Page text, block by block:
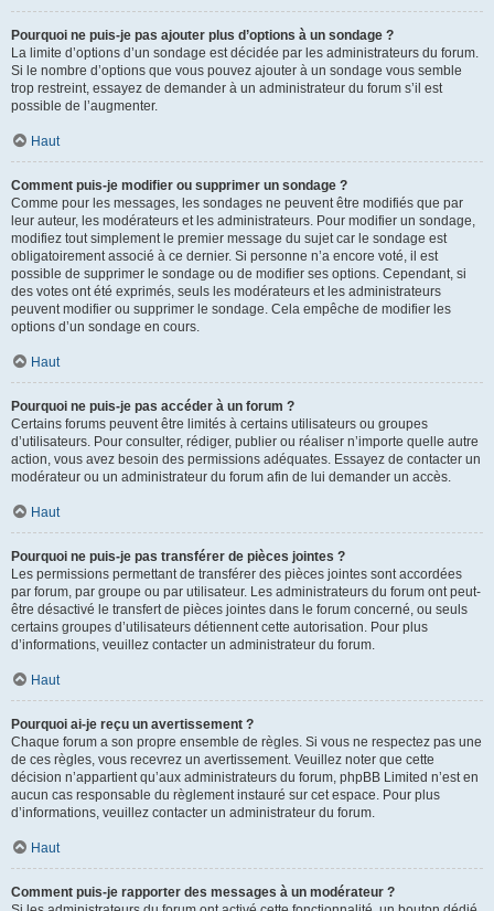
Pourquoi ne puis-je pas ajouter plus d’options à un sondage ?
La limite d’options d’un sondage est décidée par les administrateurs du forum.
Si le nombre d’options que vous pouvez ajouter à un sondage vous semble
trop restreint, essayez de demander à un administrateur du forum s’il est
possible de l’augmenter.
Haut
Comment puis-je modifier ou supprimer un sondage ?
Comme pour les messages, les sondages ne peuvent être modifiés que par
leur auteur, les modérateurs et les administrateurs. Pour modifier un sondage,
modifiez tout simplement le premier message du sujet car le sondage est
obligatoirement associé à ce dernier. Si personne n’a encore voté, il est
possible de supprimer le sondage ou de modifier ses options. Cependant, si
des votes ont été exprimés, seuls les modérateurs et les administrateurs
peuvent modifier ou supprimer le sondage. Cela empêche de modifier les
options d’un sondage en cours.
Haut
Pourquoi ne puis-je pas accéder à un forum ?
Certains forums peuvent être limités à certains utilisateurs ou groupes
d’utilisateurs. Pour consulter, rédiger, publier ou réaliser n’importe quelle autre
action, vous avez besoin des permissions adéquates. Essayez de contacter un
modérateur ou un administrateur du forum afin de lui demander un accès.
Haut
Pourquoi ne puis-je pas transférer de pièces jointes ?
Les permissions permettant de transférer des pièces jointes sont accordées
par forum, par groupe ou par utilisateur. Les administrateurs du forum ont peut-
être désactivé le transfert de pièces jointes dans le forum concerné, ou seuls
certains groupes d’utilisateurs détiennent cette autorisation. Pour plus
d’informations, veuillez contacter un administrateur du forum.
Haut
Pourquoi ai-je reçu un avertissement ?
Chaque forum a son propre ensemble de règles. Si vous ne respectez pas une
de ces règles, vous recevrez un avertissement. Veuillez noter que cette
décision n’appartient qu’aux administrateurs du forum, phpBB Limited n’est en
aucun cas responsable du règlement instauré sur cet espace. Pour plus
d’informations, veuillez contacter un administrateur du forum.
Haut
Comment puis-je rapporter des messages à un modérateur ?